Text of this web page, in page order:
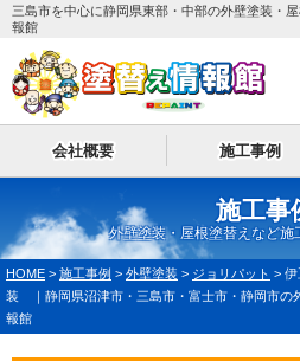
三島市を中心に静岡県東部・中部の外壁塗装・
報館
会社概要 施工事例
施工事
外壁塗装・屋根塗替えなど施
HOME > 施工事例 > 外壁塗装 > ジョリパット >
装 ｜静岡県沼津市・三島市・富士市・静岡市
報館